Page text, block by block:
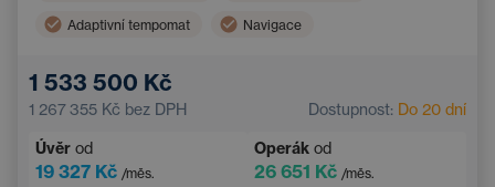
Adaptivní tempomat Navigace
Asistent hlídání jízdy v pruhu
1 533 500 Kč
1 267 355 Kč bez DPH Dostupnost: Do 20 dní
Úvěr od
19 327 Kč /měs.
Operák od
26 651 Kč /měs.